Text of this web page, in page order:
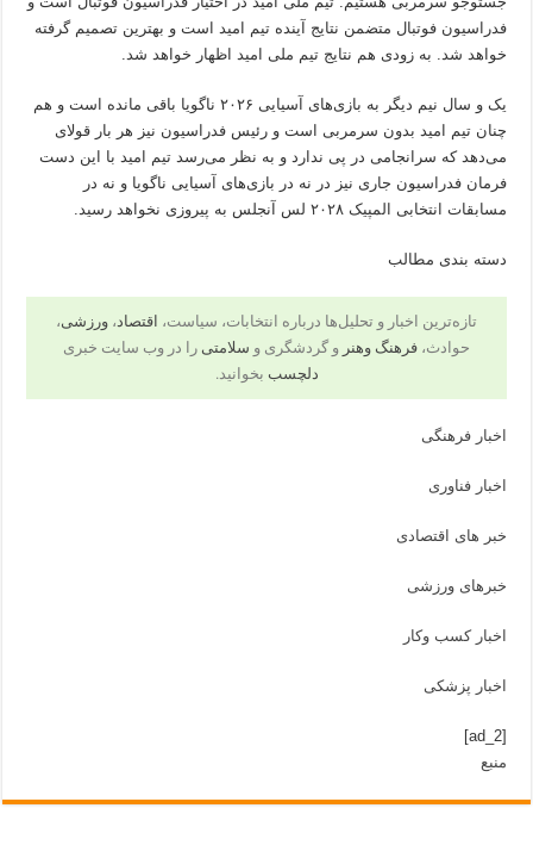
فدراسیون فوتبال متضمن نتایج آینده تیم امید است و بهترین تصمیم گرفته
خواهد شد. به زودی هم نتایج تیم ملی امید‌ اظهار خواهد شد.
یک و سال نیم دیگر به بازی‌های آسیایی ۲۰۲۶ ناگویا باقی مانده است و هم
چنان تیم امید بدون سرمربی است و رئیس فدراسیون نیز هر بار قولای
می‌دهد که سرانجامی در پی ندارد و به نظر می‌رسد تیم امید با این دست
فرمان فدراسیون جاری نیز در نه در بازی‌های آسیایی ناگویا و نه در
مسابقات انتخابی المپیک ۲۰۲۸ لس آنجلس به پیروزی نخواهد رسید.
دسته بندی مطالب
تازه‌ترین اخبار و تحلیل‌ها درباره انتخابات، سیاست، اقتصاد، ورزشی،
حوادث، فرهنگ وهنر و گردشگری و سلامتی را در وب سایت خبری
دلچسب بخوانید.
اخبار فرهنگی
اخبار فناوری
خبر های اقتصادی
خبرهای ورزشی
اخبار کسب وکار
اخبار پزشکی
[ad_2]
منبع